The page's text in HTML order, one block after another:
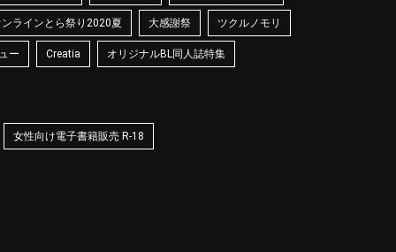
ラインとら祭り2020夏 大感謝祭 ツクルノモリ
ー Creatia オリジナルBL同人誌特集
女性向け電子書籍販売 R-18